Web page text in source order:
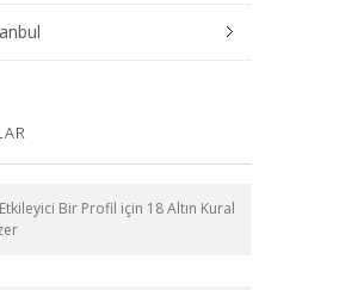
Bir Profil için 18 Altın Kural